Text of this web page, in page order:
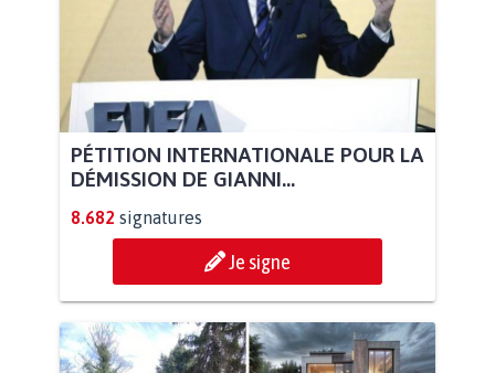
PÉTITION INTERNATIONALE POUR LA
DÉMISSION DE GIANNI...
8.682 signatures
Je signe